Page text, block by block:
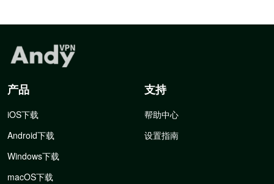
产品
iOS下载
Android下载
Windows下载
macOS下载
支持
帮助中心
设置指南